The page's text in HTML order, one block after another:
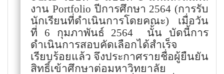
งาน Portfolio ปีการศึกษา 2564 (การรับ
นักเรียนที่ดำเนินการโดยคณะ) เมื่อวัน
ที่ 6 กุมภาพันธ์ 2564
นั้น บัดนี้การ
ดำเนินการสอบคัดเลือกได้สำเร็จ
เรียบร้อยแล้ว จึงประกาศรายชื่อผู้ยืนยัน
สิทธิ์เข้าศึกษาต่อมหาวิทยาลัย